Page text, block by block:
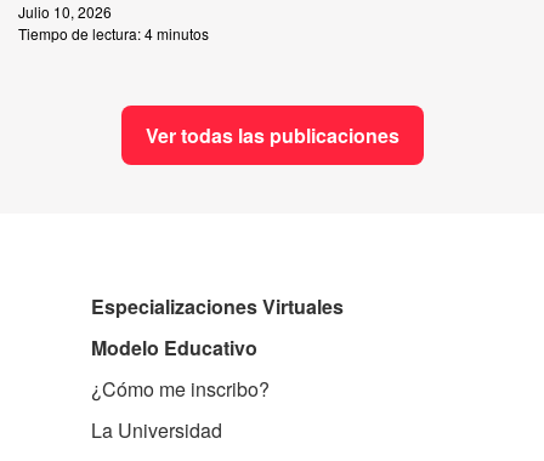
Julio 10, 2026
Tiempo de lectura:4 minutos
Ver todas las publicaciones
Especializaciones Virtuales
Modelo Educativo
¿Cómo me inscribo?
La Universidad